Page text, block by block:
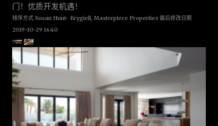
门！优质开发机遇！
排序方式 Susan Hunt- Krygiell, Masterpiece Properties 最后修改日期
2019-10-29 16:40